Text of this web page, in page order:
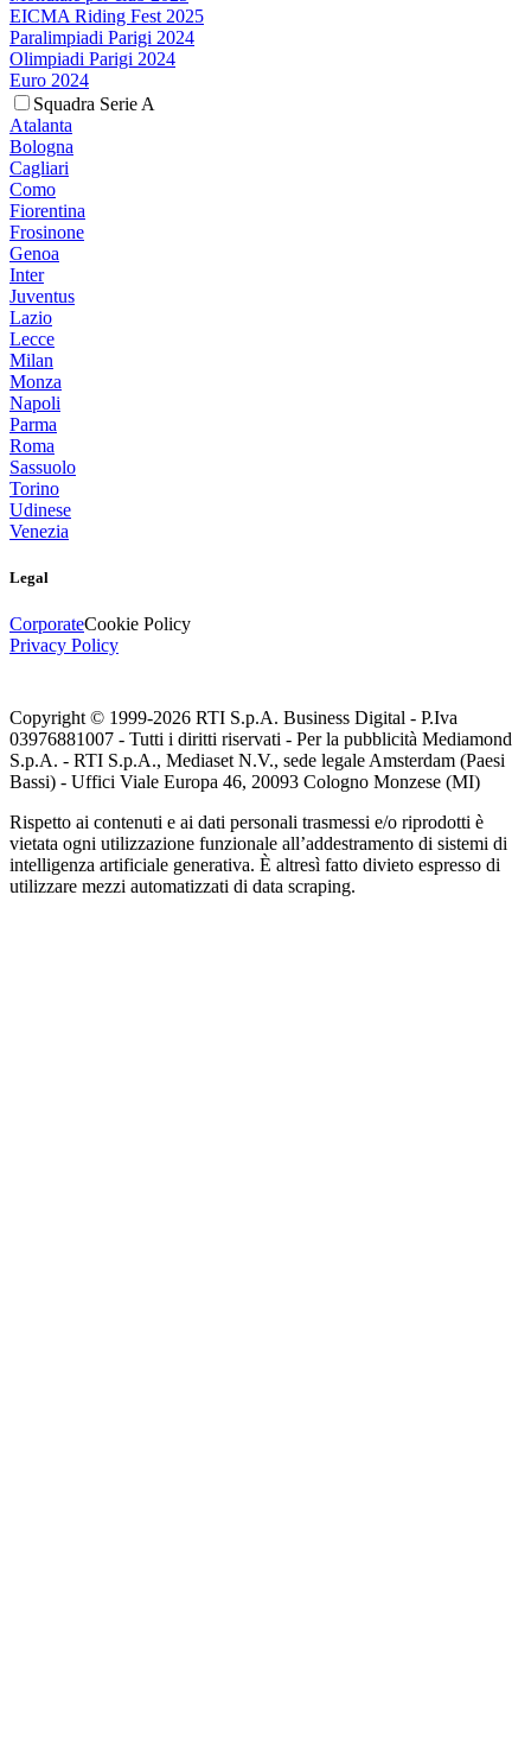
EICMA Riding Fest 2025
Paralimpiadi Parigi 2024
Olimpiadi Parigi 2024
Euro 2024
Squadra Serie A
Atalanta
Bologna
Cagliari
Como
Fiorentina
Frosinone
Genoa
Inter
Juventus
Lazio
Lecce
Milan
Monza
Napoli
Parma
Roma
Sassuolo
Torino
Udinese
Venezia
Legal
CorporateCookie Policy
Privacy Policy
Copyright © 1999-2026 RTI S.p.A. Business Digital - P.Iva
03976881007 - Tutti i diritti riservati - Per la pubblicità Mediamond
S.p.A. - RTI S.p.A., Mediaset N.V., sede legale Amsterdam (Paesi
Bassi) - Uffici Viale Europa 46, 20093 Cologno Monzese (MI)
Rispetto ai contenuti e ai dati personali trasmessi e/o riprodotti è
vietata ogni utilizzazione funzionale all’addestramento di sistemi di
intelligenza artificiale generativa. È altresì fatto divieto espresso di
utilizzare mezzi automatizzati di data scraping.